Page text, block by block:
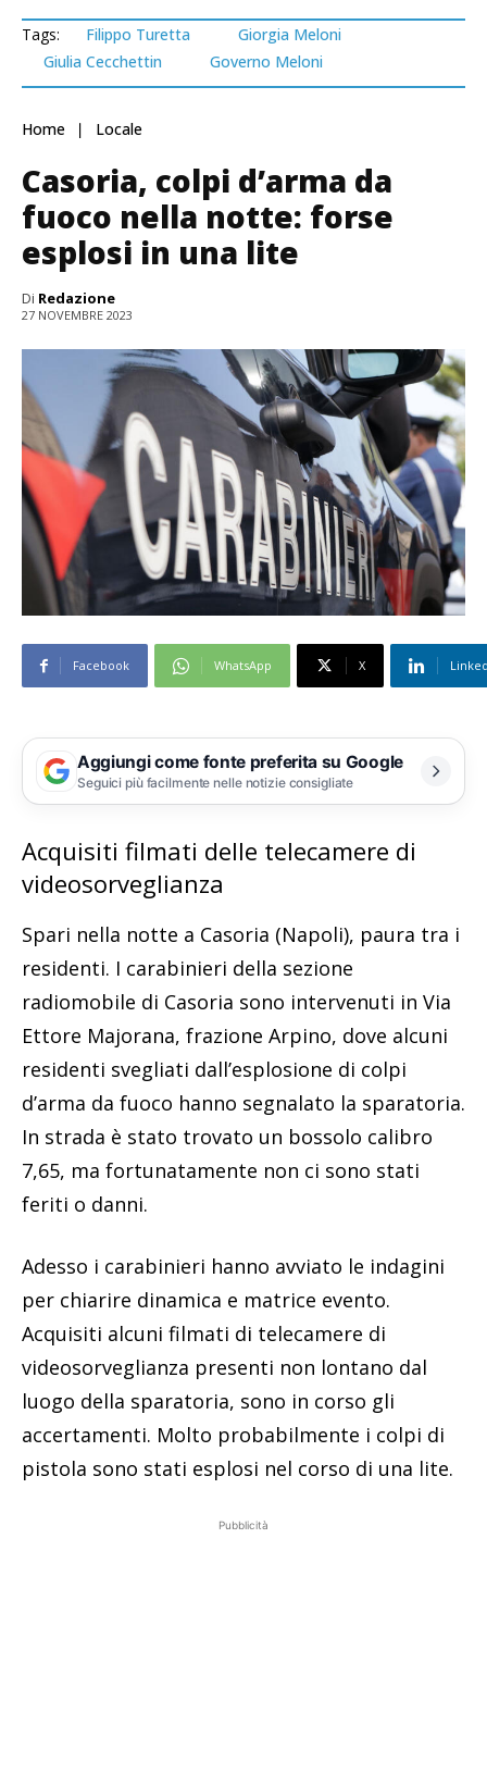
Tags: Filippo Turetta
Giorgia Meloni
Giulia Cecchettin
Governo Meloni
Home Locale
Casoria, colpi d’arma da
fuoco nella notte: forse
esplosi in una lite
Di Redazione
27 NOVEMBRE 2023
Facebook WhatsApp X
Aggiungi come fonte preferita su Google
Seguici più facilmente nelle notizie consigliate
Acquisiti filmati delle telecamere di
videosorveglianza
Spari nella notte a Casoria (Napoli), paura tra i
residenti. I carabinieri della sezione
radiomobile di Casoria sono intervenuti in Via
Ettore Majorana, frazione Arpino, dove alcuni
residenti svegliati dall’esplosione di colpi
d’arma da fuoco hanno segnalato la sparatoria.
In strada è stato trovato un bossolo calibro
7,65, ma fortunatamente non ci sono stati
feriti o danni.
Adesso i carabinieri hanno avviato le indagini
per chiarire dinamica e matrice evento.
Acquisiti alcuni filmati di telecamere di
videosorveglianza presenti non lontano dal
luogo della sparatoria, sono in corso gli
accertamenti. Molto probabilmente i colpi di
pistola sono stati esplosi nel corso di una lite.
Pubblicità